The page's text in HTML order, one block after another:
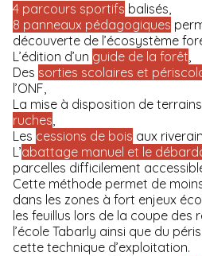
4 parcours sportifs balisés,
8 panneaux pédagogiques
découverte de l’écosystème
L’édition d’un guide de la forêt,
Des sorties scolaires et
l’ONF,
La mise à disposition de terrains
ruches,
Les cessions de bois aux
L’abattage manuel et le
parcelles difficilement
Cette méthode permet de
dans les zones à fort enjeux
les feuillus lors de la coupe des
l’école Tabarly ainsi que du
cette technique d’exploitation.